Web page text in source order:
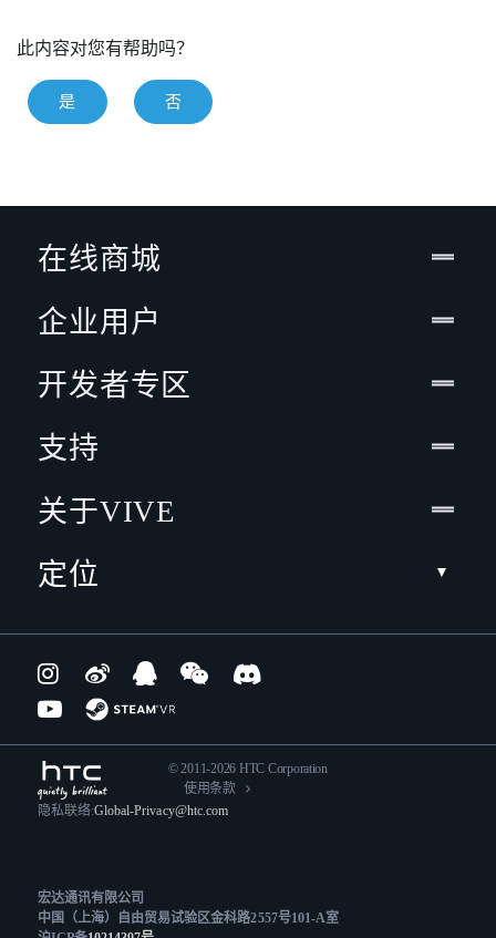
此内容对您有帮助吗？
是 否
在线商城
企业用户
开发者专区
支持
关于VIVE
定位
© 2011-2026 HTC Corporation
使用条款
隐私联络:Global-Privacy@htc.com
宏达通讯有限公司
中国（上海）自由贸易试验区金科路2557号101-A室